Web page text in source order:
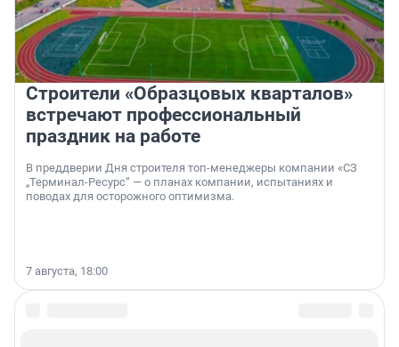
Строители «Образцовых кварталов»
встречают профессиональный
праздник на работе
В преддверии Дня строителя топ-менеджеры компании «СЗ
„Терминал-Ресурс“ — о планах компании, испытаниях и
поводах для осторожного оптимизма.
7 августа, 18:00